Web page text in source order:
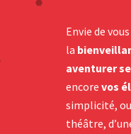
Envie de vous
la
aventurer
encore vos
simplicité, ou
théâtre,